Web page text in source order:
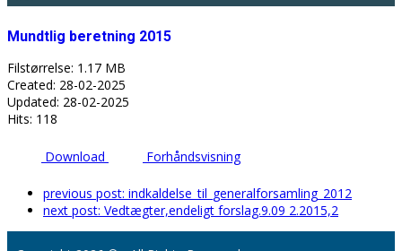
Mundtlig beretning 2015
Filstørrelse: 1.17 MB
Created: 28-02-2025
Updated: 28-02-2025
Hits: 118
Download Forhåndsvisning
previous post: indkaldelse_til_generalforsamling_2012
next post: Vedtægter,endeligt forslag.9.09 2.2015,2